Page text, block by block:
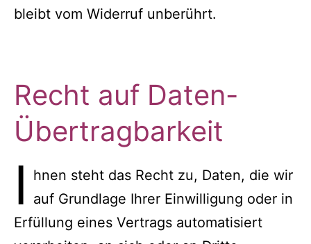
bleibt vom Widerruf unberührt.
Recht auf Daten-
Übertragbarkeit
I
hnen steht das Recht zu, Daten, die wir
auf Grundlage Ihrer Einwilligung oder in
Erfüllung eines Vertrags automatisiert